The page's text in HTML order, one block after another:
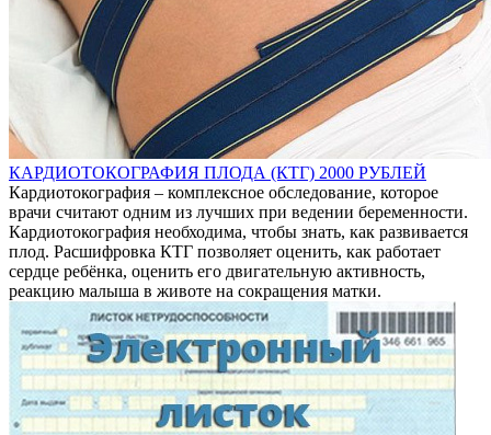
КАРДИОТОКОГРАФИЯ ПЛОДА (КТГ) 2000 РУБЛЕЙ
Кардиотокография – комплексное обследование, которое
врачи считают одним из лучших при ведении беременности.
Кардиотокография необходима, чтобы знать, как развивается
плод. Расшифровка КТГ позволяет оценить, как работает
сердце ребёнка, оценить его двигательную активность,
реакцию малыша в животе на сокращения матки.